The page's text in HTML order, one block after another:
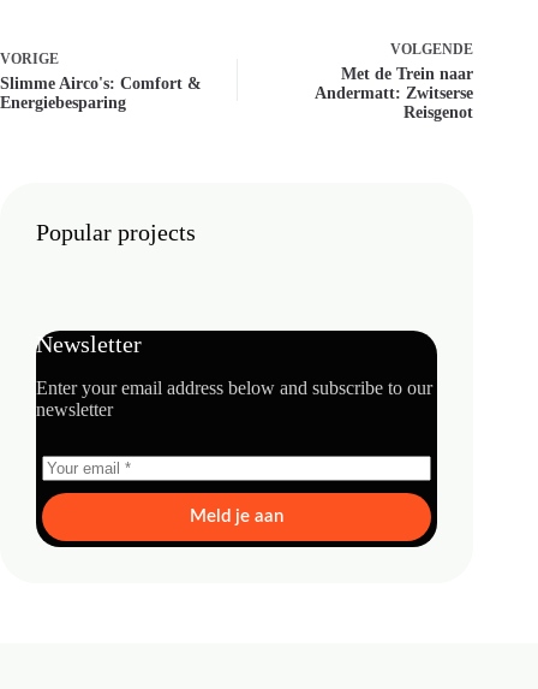
VORIGE
Slimme Airco's: Comfort &
Energiebesparing
VOLGENDE
Met de Trein naar
Andermatt: Zwitserse
Reisgenot
Popular projects
Newsletter
Enter your email address below and subscribe to our
newsletter
Meld je aan